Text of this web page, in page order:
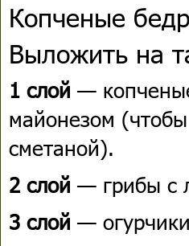
Копченые
Выложить на
1 слой —
майонезом (чтобы
сметаной).
2 слой — грибы с
3 слой —